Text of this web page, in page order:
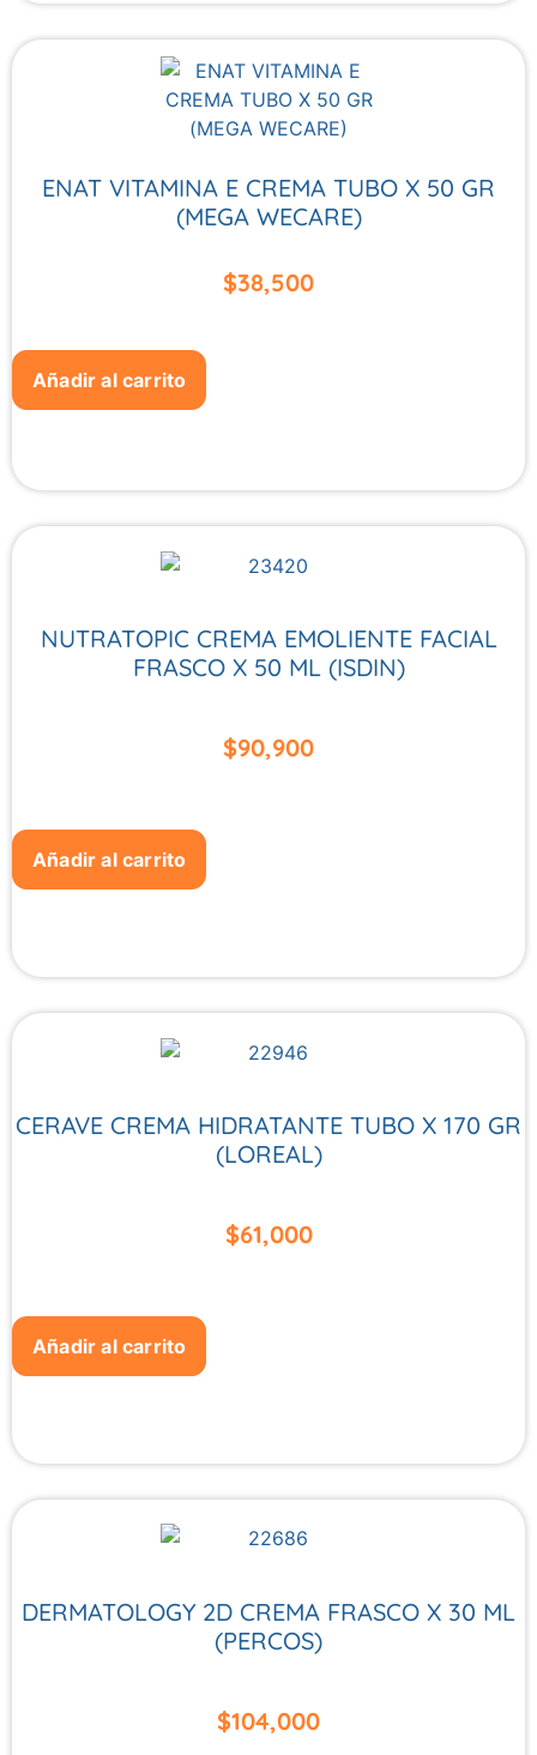
ENAT VITAMINA E CREMA TUBO X 50 GR
(MEGA WECARE)
$38,500
Añadir al carrito
NUTRATOPIC CREMA EMOLIENTE FACIAL
FRASCO X 50 ML (ISDIN)
$90,900
Añadir al carrito
CERAVE CREMA HIDRATANTE TUBO X 170 GR
(LOREAL)
$61,000
Añadir al carrito
DERMATOLOGY 2D CREMA FRASCO X 30 ML
(PERCOS)
$104,000